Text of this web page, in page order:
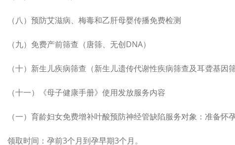
（八）预防艾滋病、梅毒和乙肝母婴传播免费检测
（九）免费产前筛查（唐筛、无创DNA）
（十）新生儿疾病筛查（新生儿遗传代谢性疾病筛查及耳聋基因筛
（十一）《母子健康手册》使用发放服务内容
（一）育龄妇女免费增补叶酸预防神经管缺陷服务对象：准备怀
领取时间：孕前3个月到孕早期3个月。